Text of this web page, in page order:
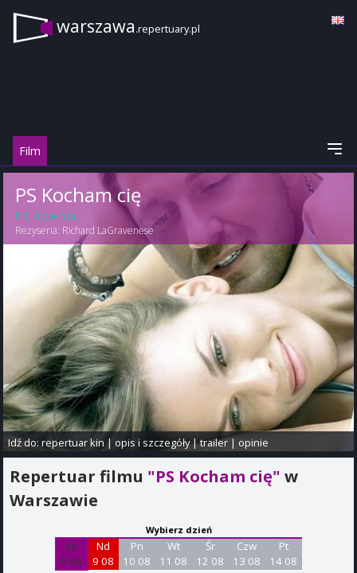
warszawa.repertuary.pl
Film
PS Kocham cię
P.S. I Love You
Reżyseria: Richard LaGravenese
Idź do:repertuar kin |opis i szczegóły|trailer |opinie
Repertuar filmu "PS Kocham cię" w
Warszawie
Wybierz dzień
Sb
8 08
Nd
9 08
Pn
10 08
Wt
11 08
Śr
12 08
Czw
13 08
Pt
14 08